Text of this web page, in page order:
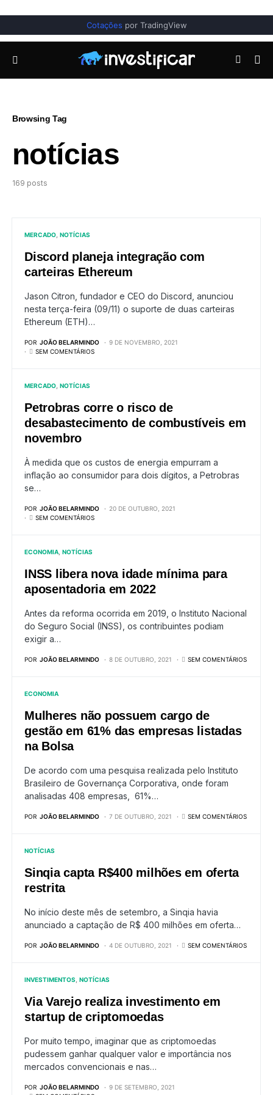
Cotações por TradingView
Browsing Tag
notícias
169 posts
MERCADO NOTÍCIAS
Discord planeja integração com
carteiras Ethereum
Jason Citron, fundador e CEO do Discord, anunciou
nesta terça-feira (09/11) o suporte de duas carteiras
Ethereum (ETH)…
POR JOÃO BELARMINDO
9 DE NOVEMBRO, 2021
SEM COMENTÁRIOS
MERCADO NOTÍCIAS
Petrobras corre o risco de
desabastecimento de combustíveis em
novembro
À medida que os custos de energia empurram a
inflação ao consumidor para dois dígitos, a Petrobras
se…
POR JOÃO BELARMINDO
20 DE OUTUBRO, 2021
SEM COMENTÁRIOS
ECONOMIA NOTÍCIAS
INSS libera nova idade mínima para
aposentadoria em 2022
Antes da reforma ocorrida em 2019, o Instituto Nacional
do Seguro Social (INSS), os contribuintes podiam
exigir a…
POR JOÃO BELARMINDO 8 DE OUTUBRO, 2021 SEM COMENTÁRIOS
ECONOMIA
Mulheres não possuem cargo de
gestão em 61% das empresas listadas
na Bolsa
De acordo com uma pesquisa realizada pelo Instituto
Brasileiro de Governança Corporativa, onde foram
analisadas 408 empresas, 61%…
POR JOÃO BELARMINDO 7 DE OUTUBRO, 2021 SEM COMENTÁRIOS
NOTÍCIAS
Sinqia capta R$400 milhões em oferta
restrita
No início deste mês de setembro, a Sinqia havia
anunciado a captação de R$ 400 milhões em oferta…
POR JOÃO BELARMINDO 4 DE OUTUBRO, 2021 SEM COMENTÁRIOS
INVESTIMENTOS NOTÍCIAS
Via Varejo realiza investimento em
startup de criptomoedas
Por muito tempo, imaginar que as criptomoedas
pudessem ganhar qualquer valor e importância nos
mercados convencionais e nas…
POR JOÃO BELARMINDO
9 DE SETEMBRO, 2021